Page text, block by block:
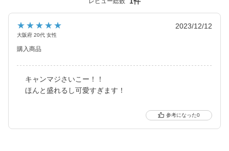
「キャンマジ5番」、定番ギャルカラコンの他に水光デザインや太
フチ・細フチデザインといった、トレンド感のあるカラコンを生
み出し続けています。
★★★★★
大阪府 20代 女性
2023/12/12
購入商品
キャンマジさいこー！！
ほんと盛れるし可愛すぎます！
0